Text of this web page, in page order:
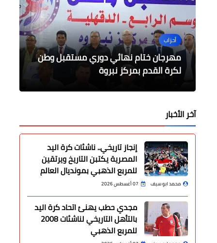
أحزاب
مهرجان ختام نهائي دوري مستقبل وطن
لكرة القدم بمركز نبروة
محافظات
محافظ الفيوم يفتتح تشغيل المرحلة
الأولى لخطوط أتوبيسات النقل الداخلي
للركاب
الرياضة
قرار هلال الشابة العودة للتاس : يتواصل
مسلسل الجامعة التونسية وهلال الشابة
مجتمع دايلي برس مصر
العدد الورقي لجريدة دايلي برس مصر عن
شهر أكتوبر ٢٠٢٢
الرياضة
قرعة أمم أفريقيا 2023 للمحليين
آخر الأخبار
إنجاز تاريخي.. ناشئات كرة اليد
المصرية يكتبن التاريخ ويرتقين
للمربع الذهبي بمونديال العالم
محمد ابو سيف 07 أغسطس 2026
مجدي حطب يهنئ اتحاد كرة اليد
بالتأهل التاريخي لناشئات 2008
للمربع الذهبي